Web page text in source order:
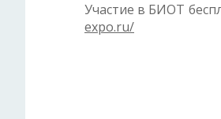
Участие в БИОТ
expo.ru/